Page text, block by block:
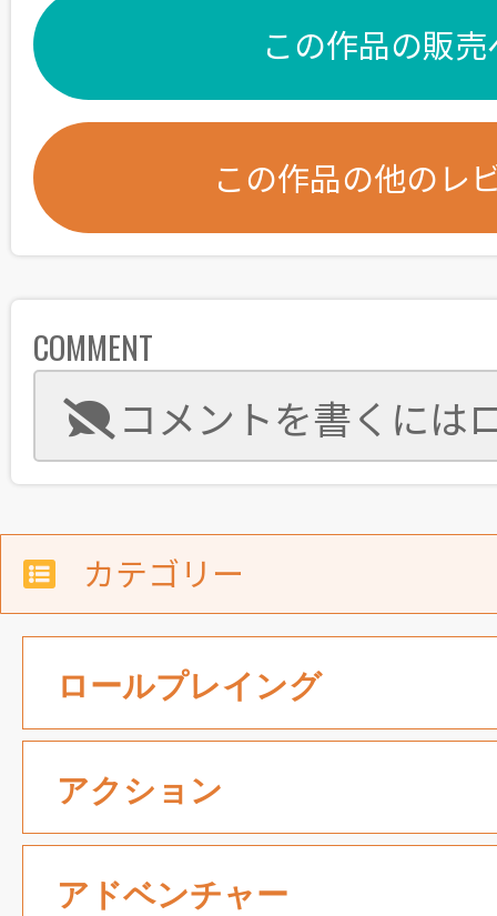
この作品の販
この作品の他のレ
COMMENT
コメントを書くには
カテゴリー
ロールプレイング
アクション
アドベンチャー